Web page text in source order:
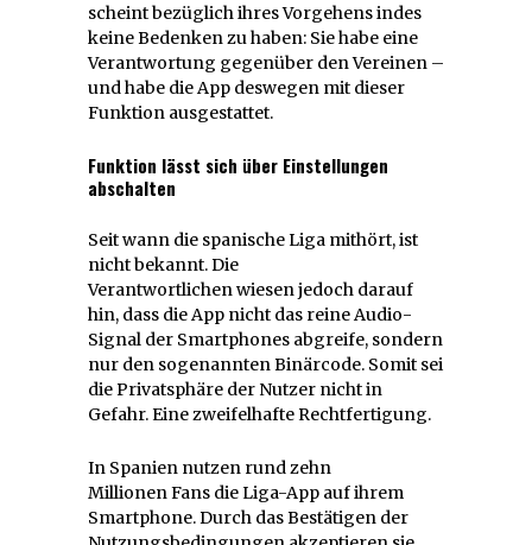
scheint bezüglich ihres Vorgehens indes
keine Bedenken zu haben: Sie habe eine
Verantwortung gegenüber den Vereinen –
und habe die App deswegen mit dieser
Funktion ausgestattet.
Funktion lässt sich über Einstellungen
abschalten
Seit wann die spanische Liga mithört, ist
nicht bekannt. Die
Verantwortlichen wiesen jedoch darauf
hin, dass die App nicht das reine Audio-
Signal der Smartphones abgreife, sondern
nur den sogenannten Binärcode. Somit sei
die Privatsphäre der Nutzer nicht in
Gefahr. Eine zweifelhafte Rechtfertigung.
In Spanien nutzen rund zehn
Millionen Fans die Liga-App auf ihrem
Smartphone. Durch das Bestätigen der